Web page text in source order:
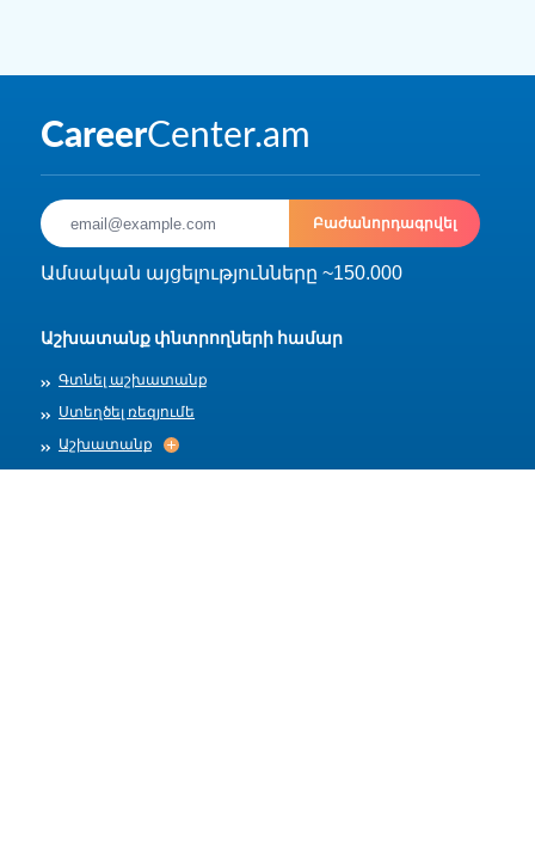
Բաժանորդագրվել
Ամսական այցելությունները ~150.000
Աշխատանք փնտրողների համար
Գտնել աշխատանք
Ստեղծել ռեզյումե
Աշխատանք
Աշխատանք